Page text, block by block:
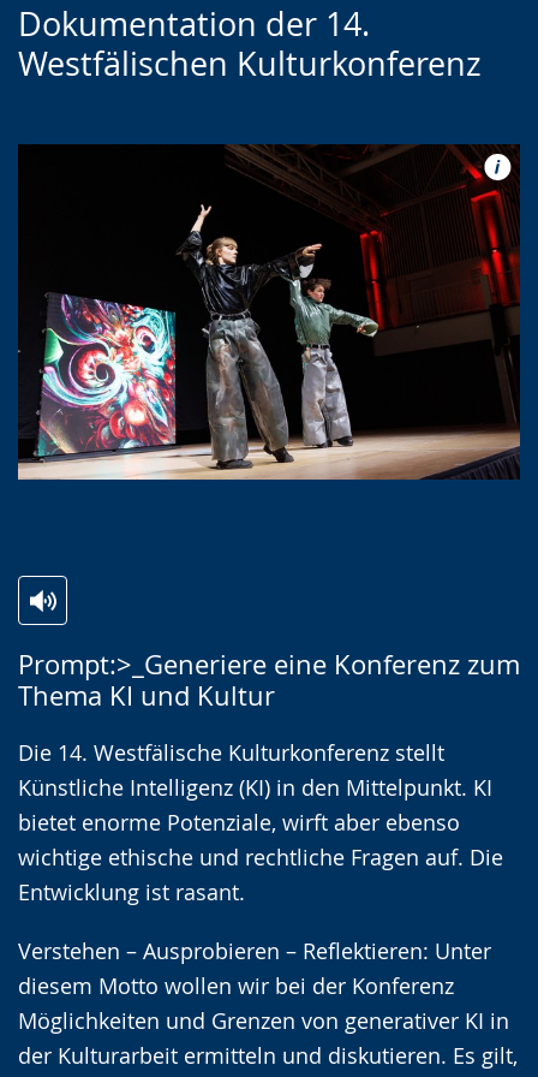
Dokumentation der 14.
Westfälischen Kulturkonferenz
Prompt:>_Generiere eine Konferenz zum
Thema KI und Kultur
Leichten
Sprache
wechseln.
Audio-
Unterstützung.
Video
in
Deutscher
Gebärdensprache
wird
angezeigt.
Die 14. Westfälische Kulturkonferenz stellt
Künstliche Intelligenz (KI) in den Mittelpunkt. KI
bietet enorme Potenziale, wirft aber ebenso
wichtige ethische und rechtliche Fragen auf. Die
Entwicklung ist rasant.
Verstehen – Ausprobieren – Reflektieren: Unter
diesem Motto wollen wir bei der Konferenz
Möglichkeiten und Grenzen von generativer KI in
der Kulturarbeit ermitteln und diskutieren. Es gilt,